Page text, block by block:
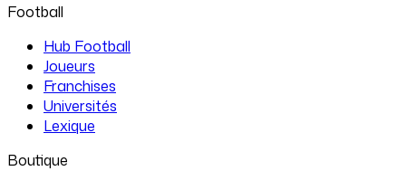
Football
Hub Football
Joueurs
Franchises
Universités
Lexique
Boutique